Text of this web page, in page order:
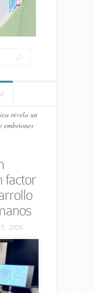
revela un
embriones
factor
2026